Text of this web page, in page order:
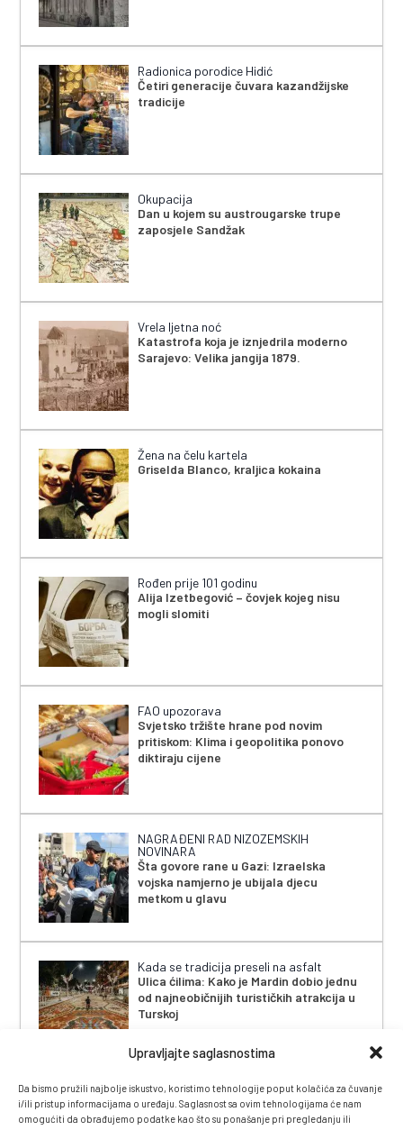
Upravljajte saglasnostima
Da bismo pružili najbolje iskustvo, koristimo tehnologije poput kolačića za čuvanje
i/ili pristup informacijama o uređaju. Saglasnost sa ovim tehnologijama će nam
omogućiti da obrađujemo podatke kao što su ponašanje pri pregledanju ili
Radionica porodice Hidić
Četiri generacije čuvara kazandžijske
tradicije
Okupacija
Dan u kojem su austrougarske trupe
zaposjele Sandžak
Vrela ljetna noć
Katastrofa koja je iznjedrila moderno
Sarajevo: Velika jangija 1879.
Žena na čelu kartela
Griselda Blanco, kraljica kokaina
Rođen prije 101 godinu
Alija Izetbegović – čovjek kojeg nisu
mogli slomiti
FAO upozorava
Svjetsko tržište hrane pod novim
pritiskom: Klima i geopolitika ponovo
diktiraju cijene
NAGRAĐENI RAD NIZOZEMSKIH
NOVINARA
Šta govore rane u Gazi: Izraelska
vojska namjerno je ubijala djecu
metkom u glavu
Kada se tradicija preseli na asfalt
Ulica ćilima: Kako je Mardin dobio jednu
od najneobičnijih turističkih atrakcija u
Turskoj